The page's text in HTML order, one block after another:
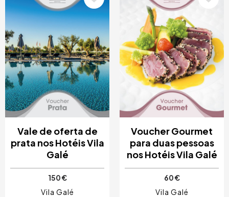
Vale de oferta de
prata nos Hotéis Vila
Galé
150 €
Vila Galé
Voucher Gourmet
para duas pessoas
nos Hotéis Vila Galé
60 €
Vila Galé